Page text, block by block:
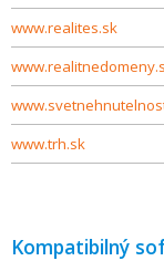
www.realites.sk
www.trh.sk
Kompatibilný